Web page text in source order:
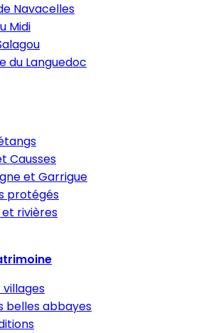
Navacelles
Midi
du Languedoc
Causses
et Garrigue
protégés
et rivières
villages
belles abbayes